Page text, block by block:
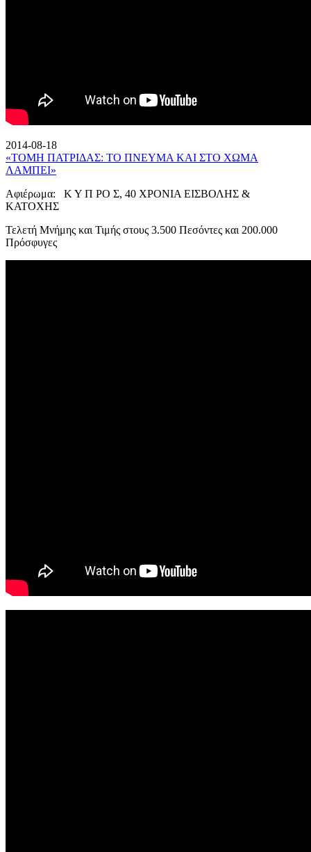
2014-08-18
«ΤΟΜΗ ΠΑΤΡΙΔΑΣ: ΤΟ ΠΝΕΥΜΑ ΚΑΙ ΣΤΟ ΧΩΜΑ
ΛΑΜΠΕΙ»
Αφιέρωμα: Κ Υ Π ΡΟ Σ, 40 ΧΡΟΝΙΑ ΕΙΣΒΟΛΗΣ &
ΚΑΤΟΧΗΣ
Τελετή Μνήμης και Τιμής στους 3.500 Πεσόντες και 200.000
Πρόσφυγες